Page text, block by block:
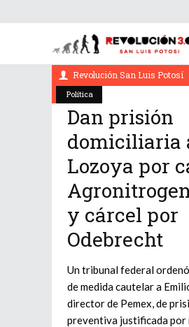
Política
enero 23, 2022
Revolución San Luis Potosí
Dan prisión
domiciliaria
Lozoya por
y cárcel por
Odebrecht
Un tribunal federal
de medida cautelar a
director de Pemex, de
preventiva justificada por